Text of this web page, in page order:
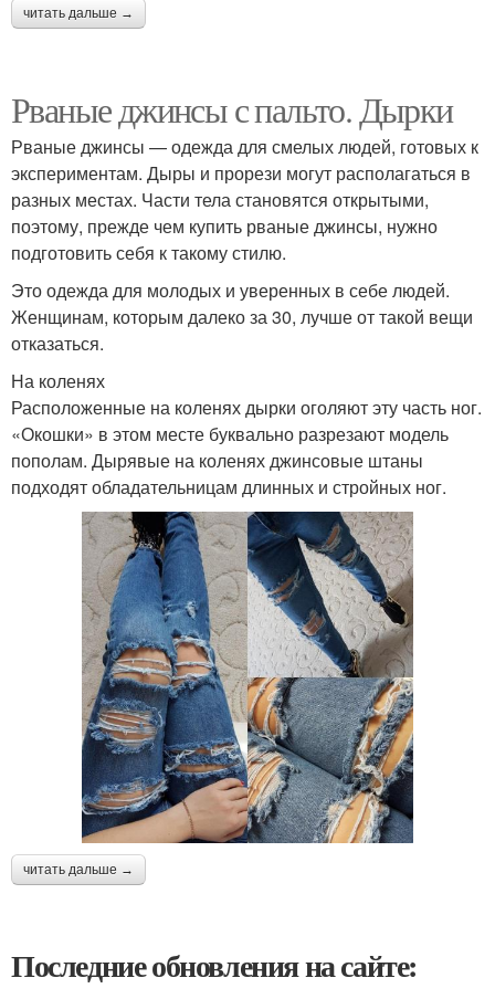
читать дальше →
Рваные джинсы с пальто. Дырки
Рваные джинсы — одежда для смелых людей, готовых к
экспериментам. Дыры и прорези могут располагаться в
разных местах. Части тела становятся открытыми,
поэтому, прежде чем купить рваные джинсы, нужно
подготовить себя к такому стилю.
Это одежда для молодых и уверенных в себе людей.
Женщинам, которым далеко за 30, лучше от такой вещи
отказаться.
На коленях
Расположенные на коленях дырки оголяют эту часть ног.
«Окошки» в этом месте буквально разрезают модель
пополам. Дырявые на коленях джинсовые штаны
подходят обладательницам длинных и стройных ног.
читать дальше →
Последние обновления на сайте: